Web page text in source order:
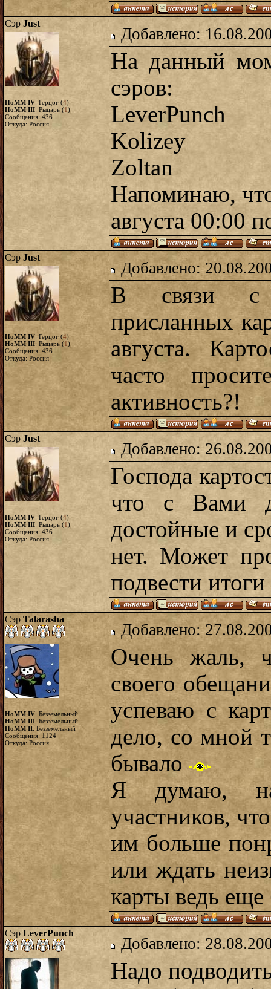
Сэр Just
HoMM IV: Герцог (4)
HoMM III: Рыцарь (1)
Сообщения:436
Откуда: Россия
Добавлено:
На данный
сэров:
LeverPunch
Kolizey
Zoltan
Напоминаю,
августа 00:00
Сэр Just
HoMM IV: Герцог (4)
HoMM III: Рыцарь (1)
Сообщения:436
Откуда: Россия
Добавлено:
В связи с
присланных
августа.
часто
активность?!
Сэр Just
HoMM IV: Герцог (4)
HoMM III: Рыцарь (1)
Сообщения:436
Откуда: Россия
Добавлено:
Господа
что с Вами
достойные и
нет. Может
подвести
Сэр Talarasha
HoMM IV: Безземельный
HoMM III: Безземельный
HoMM II: Безземельный
Сообщения: 1124
Откуда: Россия
Добавлено:
Очень жаль,
своего
успеваю с
дело, со мной
бывало
Я думаю,
участников,
им больше
или ждать
карты ведь еще
Сэр LeverPunch
Добавлено:
Надо